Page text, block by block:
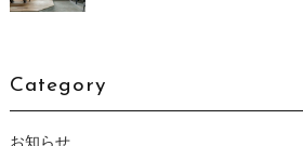
Category
お知らせ